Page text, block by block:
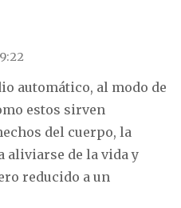
automático, al modo de
estos sirven
del cuerpo, la
aliviarse de la vida y
reducido a un